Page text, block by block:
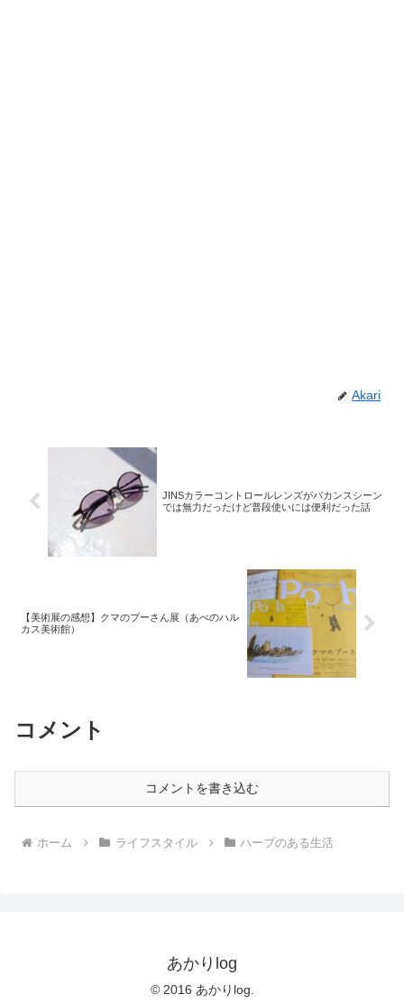
Akari
JINSカラーコントロールレンズがバカンスシーン
では無力だったけど普段使いには便利だった話
【美術展の感想】クマのプーさん展（あべのハル
カス美術館）
コメント
コメントを書き込む
ホーム ライフスタイル ハーブのある生活
あかりlog
© 2016 あかりlog.